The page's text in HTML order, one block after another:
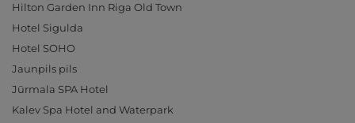
Hilton Garden Inn Riga Old Town
Hotel Sigulda
Hotel SOHO
Jaunpils pils
Jūrmala SPA Hotel
Kalev Spa Hotel and Waterpark